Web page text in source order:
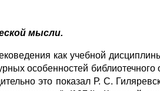
мысли.
как учебной
особенностей библиотечного
это показал Р. С.